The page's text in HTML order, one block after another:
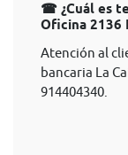
☎ ¿Cuál es
Oficina 2136
Atención al
bancaria La
914404340.